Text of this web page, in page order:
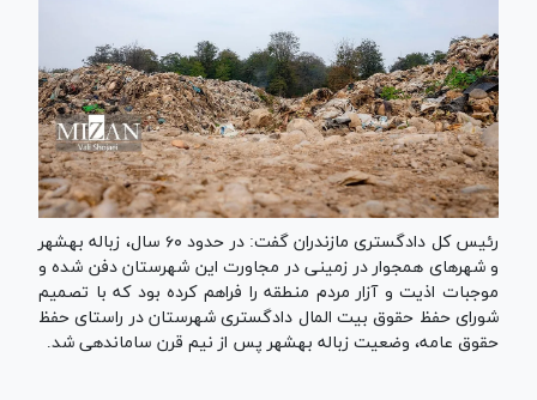
رئیس کل دادگستری مازندران گفت: در حدود ۶۰ سال، زباله بهشهر
و شهر‌های همجوار در زمینی در مجاورت این شهرستان دفن شده و
موجبات اذیت و آزار مردم منطقه را فراهم کرده بود که با تصمیم
شورای حفظ حقوق بیت المال دادگستری شهرستان در راستای حفظ
حقوق عامه، وضعیت زباله بهشهر پس از نیم قرن ساماندهی شد.